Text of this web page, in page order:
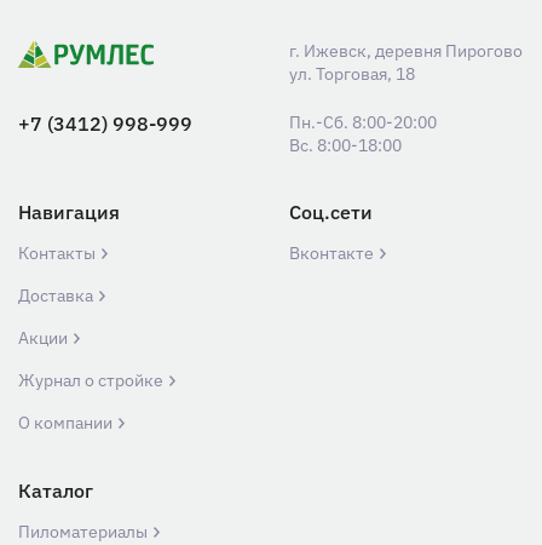
г. Ижевск, деревня Пирогово
ул. Торговая, 18
+7 (3412) 998-999
Пн.-Сб. 8:00-20:00
Вс. 8:00-18:00
Навигация
Контакты
Доставка
Акции
Журнал о стройке
О компании
Соц.сети
Вконтакте
Каталог
Пиломатериалы